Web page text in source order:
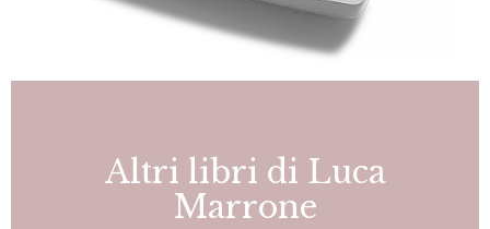
Altri libri di Luca
Marrone